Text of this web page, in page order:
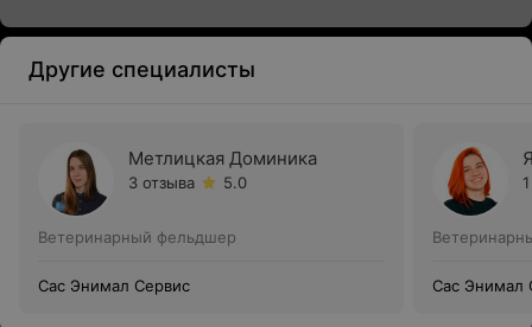
Другие специалисты
Метлицкая Доминика
3 отзыва 5.0
Ветеринарный фельдшер
Сас Энимал Сервис Сас Энимал